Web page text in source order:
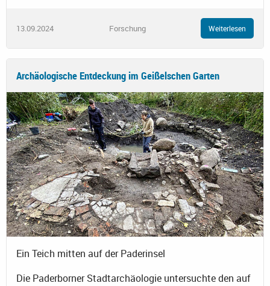
13.09.2024 Forschung Weiterlesen
Archäologische Entdeckung im Geißelschen Garten
Ein Teich mitten auf der Paderinsel
Die Paderborner Stadtarchäologie untersuchte den auf